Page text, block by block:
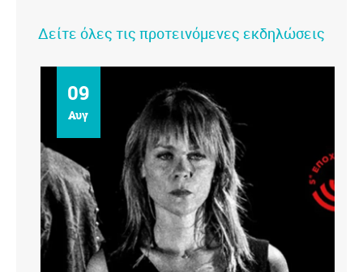
Δείτε όλες τις προτεινόμενες εκδηλώσεις
09
Αυγ